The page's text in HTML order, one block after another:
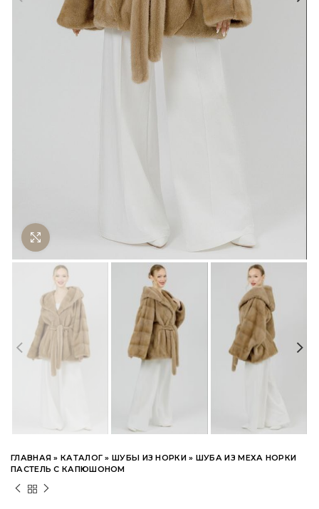
Нажмите чтобы увеличить
ГЛАВНАЯ »КАТАЛОГ »ШУБЫ ИЗ НОРКИ» ШУБА ИЗ МЕХА НОРКИ
ПАСТЕЛЬ С КАПЮШОНОМ